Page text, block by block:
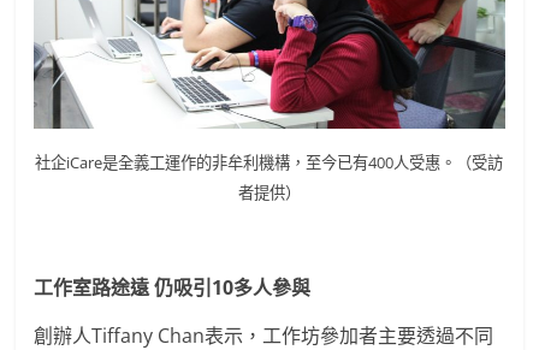
社企iCare是全義工運作的非牟利機構，至今已有400人受惠。（受訪
者提供）
工作室路途遠 仍吸引10多人參與
創辦人Tiffany Chan表示，工作坊參加者主要透過不同